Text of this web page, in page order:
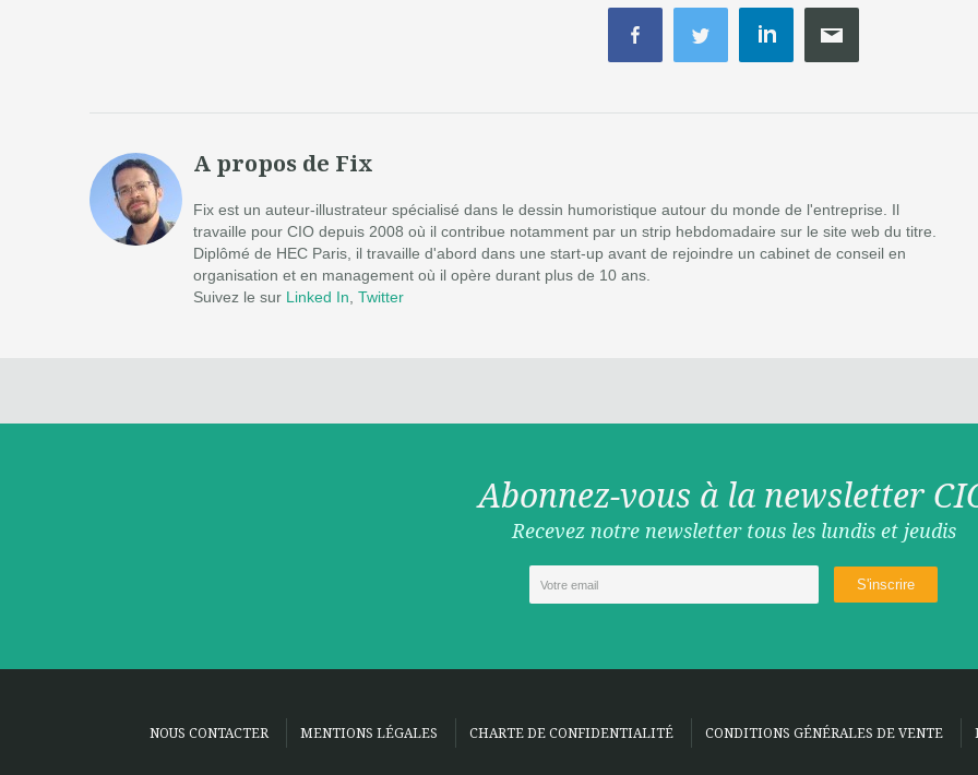
A propos de Fix
Fix est un auteur-illustrateur spécialisé dans le dessin humoristique autour du monde de l'entreprise. Il
travaille pour CIO depuis 2008 où il contribue notamment par un strip hebdomadaire sur le site web du titre.
Diplômé de HEC Paris, il travaille d'abord dans une start-up avant de rejoindre un cabinet de conseil en
organisation et en management où il opère durant plus de 10 ans.
Suivez le sur Linked In Twitter
Abonnez-vous à la newsletter
Recevez notre newsletter tous les lundis et jeudis
NOUS CONTACTER MENTIONS LÉGALES CHARTE DE CONFIDENTIALITÉ CONDITIONS GÉNÉRALES DE VENTE